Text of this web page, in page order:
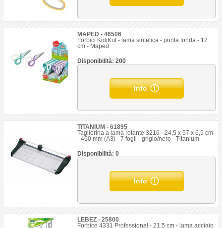
MAPED - 46506
Forbici KidiKut - lama sintetica - punta tonda - 12
cm - Maped
Disponibilità: 200
Info
TITANIUM - 61895
Taglierina a lama rotante 3216 - 24,5 x 57 x 6,5 cm
- 460 mm (A3) - 7 fogli - grigio/nero - Titanium
Disponibilità: 0
Info
LEBEZ - 25800
Forbice 4331 Professional - 21,5 cm - lama acciaio